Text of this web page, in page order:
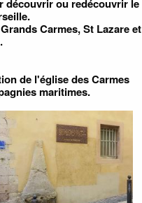
découvrir ou redécouvrir le
Carmes, St Lazare et
de l'église des Carmes
maritimes.